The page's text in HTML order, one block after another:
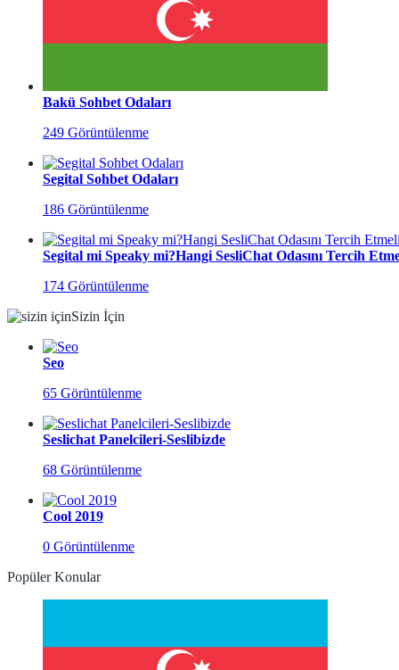
Bakü Sohbet Odaları
249 Görüntülenme
Segital Sohbet Odaları
186 Görüntülenme
Segital mi Speaky mi?Hangi SesliChat Odasını Tercih
174 Görüntülenme
Sizin İçin
Seo
65 Görüntülenme
Seslichat Panelcileri-Seslibizde
68 Görüntülenme
Cool 2019
0 Görüntülenme
Popüler Konular